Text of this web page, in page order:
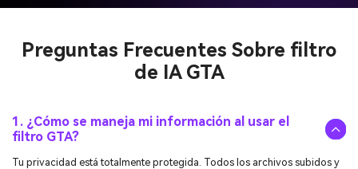
Preguntas Frecuentes Sobre filtro
de IA GTA
1. ¿Cómo se maneja mi información al usar el
filtro GTA?
Tu privacidad está totalmente protegida. Todos los archivos subidos y